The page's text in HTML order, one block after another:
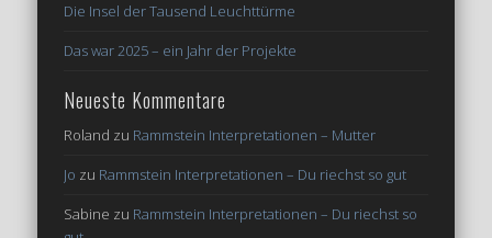
Die Insel der Tausend Leuchttürme
Das war 2025 – ein Jahr der Projekte
Neueste Kommentare
Roland zu Rammstein Interpretationen – Mutter
Jo zu Rammstein Interpretationen – Du riechst so gut
Sabine zu Rammstein Interpretationen – Du riechst so